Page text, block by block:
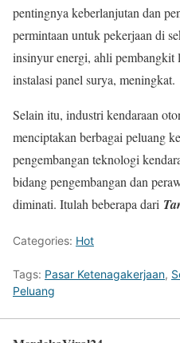
pentingnya keberlanjutan dan
permintaan untuk pekerjaan di
insinyur energi, ahli
instalasi panel surya, meningkat.
Selain itu, industri kendaraan
menciptakan berbagai peluang
pengembangan teknologi
bidang pengembangan dan
diminati. Itulah beberapa dari
Categories: Hot
Tags: Pasar Ketenagakerjaan,
Peluang